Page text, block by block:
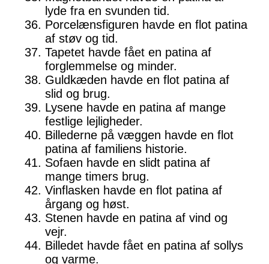
lyde fra en svunden tid.
Porcelænsfiguren havde en flot patina
af støv og tid.
Tapetet havde fået en patina af
forglemmelse og minder.
Guldkæden havde en flot patina af
slid og brug.
Lysene havde en patina af mange
festlige lejligheder.
Billederne på væggen havde en flot
patina af familiens historie.
Sofaen havde en slidt patina af
mange timers brug.
Vinflasken havde en flot patina af
årgang og høst.
Stenen havde en patina af vind og
vejr.
Billedet havde fået en patina af sollys
og varme.